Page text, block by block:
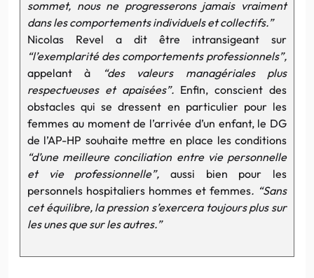
sommet, nous ne progresserons jamais vraiment
dans les comportements individuels et collectifs.”
Nicolas Revel a dit être intransigeant sur
“l’exemplarité des comportements professionnels”,
appelant à
“des valeurs managériales plus
respectueuses et apaisées”. Enfin, conscient des
obstacles qui se dressent en particulier pour les
femmes au moment de l’arrivée d’un enfant, le DG
de l’AP-HP souhaite mettre en place les conditions
“d’une meilleure conciliation entre vie personnelle
et vie professionnelle”, aussi bien pour les
personnels hospitaliers hommes et femmes. “Sans
cet équilibre, la pression s’exercera toujours plus sur
les unes que sur les autres.”